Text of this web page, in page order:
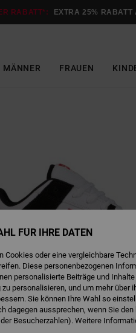
RABATT*: EXTRA 25% RABATT
MÄNNER FRAUEN
FÜR IHRE DATEN
Cookies oder eine vergleichbare
Diese personenbezogenen
personalisierte Beiträge und
personalisieren, und um mehr über
Sie können Ihre Wahl so
dagegen aussprechen, wenn Sie
Besucherzahlen). Weitere